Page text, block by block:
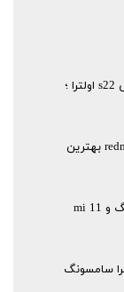
بررسی تخصصی گوشی جدید سامسونگ گلکسی s22 اولترا ؛
دوبله نقد و بررسی شیائومی redmi note 11 pro 5G بهترین
مقایسه 13 پرو مکس اپل و s21 اولترا سامسونگ و mi 11